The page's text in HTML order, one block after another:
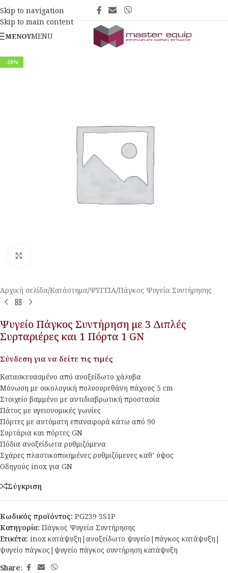
Skip to navigation
Skip to main content
ΜΕΝΟΎMENU
-20%
Αρχική σελίδα/Κατάστημα/ΨΥΓΕΙΑ/Πάγκος Ψυγεία Συντήρησης
Ψυγείο Πάγκος Συντήρηση με 3 Διπλές
Συρταριέρες και 1 Πόρτα 1 GN
Σύνδεση για να δείτε τις τιμές
Κατασκευασμένο από ανοξείδωτο χάλυβα
Μόνωση με οικολογική πολυουρεθάνη πάχους 5 cm
Στοιχείο βαμμένο με αντιδιαβρωτική προστασία
Πάτος με υγειονομικές γωνίες
Πόρτες με αυτόματη επαναφορά κάτω από 90
Συρτάρια και πόρτες GN
Πόδια ανοξείδωτα ρυθμιζόμενα
Σχάρες πλαστικοποιημένες ρυθμιζόμενες καθ’ ύψος
Οδηγούς inox για GN
Σύγκριση
Κωδικός προϊόντος: PG239 3S1P
Κατηγορία: Πάγκος Ψυγεία Συντήρησης
Ετικέτα: inox κατάψυξη|ανοξείδωτο ψυγείο|πάγκος κατάψυξη|
ψυγείο πάγκος|ψυγείο πάγκος συντήρηση κατάψυξη
Share: